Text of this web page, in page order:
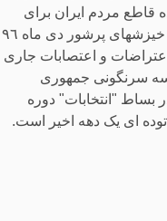
قاطع مردم ایران برای
جارو کردن جمهوری اسلامی وارد نمیکند. خیزشهای پرشور دی ماه ٩٦
انقلابی ١٤٠١ وتداوم اعتراضات و اعتصابات جاری
سرنگونی جمهوری
"انتخابات" دوره
توده ای یک دهه اخیر است.